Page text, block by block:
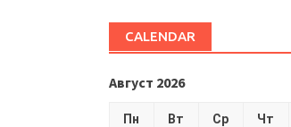
CALENDAR
Август 2026
Пн Вт Ср Чт